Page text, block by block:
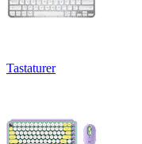
Tastaturer